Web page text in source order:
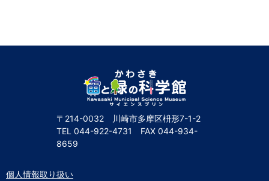
〒214-0032 川崎市多摩区枡形7-1-2
TEL 044-922-4731 FAX 044-934-
8659
個人情報取り扱い